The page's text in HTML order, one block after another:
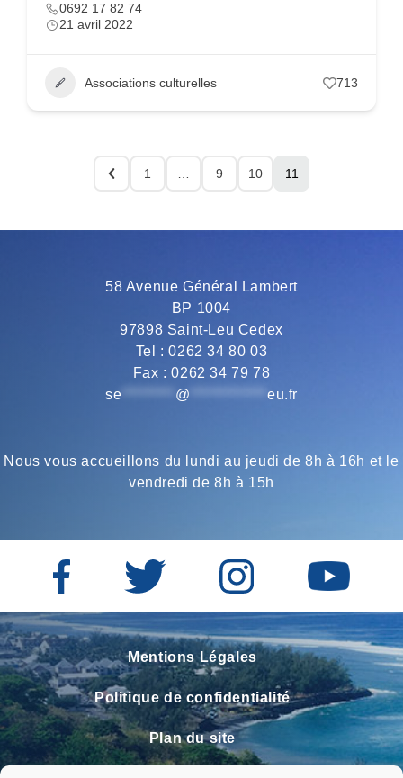
0692 17 82 74
21 avril 2022
Associations culturelles 713
1 … 9 10 11
58 Avenue Général Lambert
BP 1004
97898 Saint-Leu Cedex
Tel : 0262 34 80 03
Fax : 0262 34 79 78
se
@ *************eu.fr
Nous vous accueillons du lundi au jeudi de 8h à 16h et le
vendredi de 8h à 15h
Mentions Légales
Politique de confidentialité
Plan du site